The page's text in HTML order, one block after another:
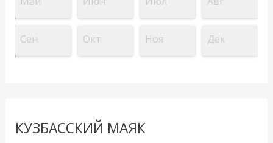
Сен Окт Ноя Дек
КУЗБАССКИЙ МАЯК